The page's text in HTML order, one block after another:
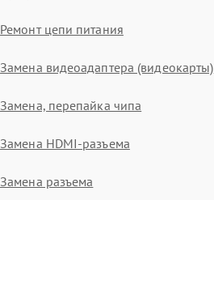
Ремонт цепи питания
Замена видеоадаптера (видеокарты)
Замена, перепайка чипа
Замена HDMI-разъема
Замена разъема